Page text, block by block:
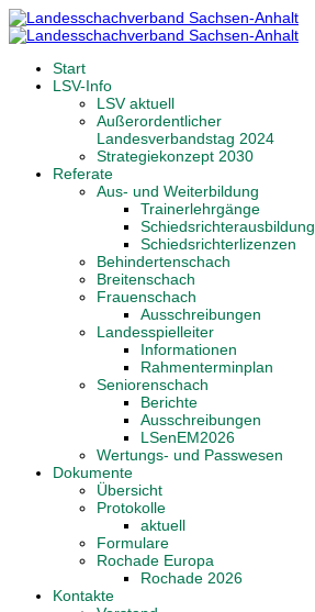
Start
LSV-Info
LSV aktuell
Außerordentlicher
Landesverbandstag 2024
Strategiekonzept 2030
Referate
Aus- und Weiterbildung
Trainerlehrgänge
Schiedsrichterausbildung
Schiedsrichterlizenzen
Behindertenschach
Breitenschach
Frauenschach
Ausschreibungen
Landesspielleiter
Informationen
Rahmenterminplan
Seniorenschach
Berichte
Ausschreibungen
LSenEM2026
Wertungs- und Passwesen
Dokumente
Übersicht
Protokolle
aktuell
Formulare
Rochade Europa
Rochade 2026
Kontakte